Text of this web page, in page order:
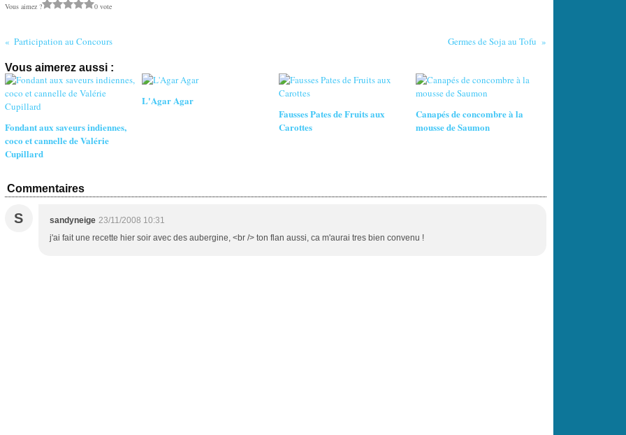
Vous aimez ? 0 vote
Participation au Concours Germes de Soja au Tofu
Vous aimerez aussi :
Fondant aux saveurs indiennes,
coco et cannelle de Valérie
Cupillard
L'Agar Agar
Fausses Pates de Fruits aux
Carottes
Canapés de concombre à la
mousse de Saumon
Commentaires
S sandyneige 23/11/2008 10:31
j'ai fait une recette hier soir avec des aubergine, <br /> ton flan aussi, ca m'aurai tres bien convenu !